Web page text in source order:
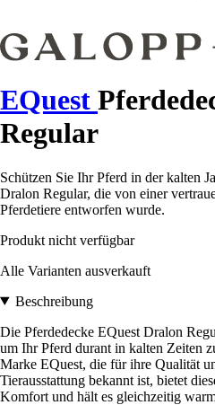
EQuest
Regular
Schützen Sie Ihr Pferd in der kalten
Dralon Regular, die von einer
Pferdetiere entworfen wurde.
Produkt nicht verfügbar
Alle Varianten ausverkauft
Beschreibung
Die Pferdedecke EQuest Dralon
um Ihr Pferd durant in kalten Zeiten
Marke EQuest, die für ihre Qualität
Tierausstattung bekannt ist, bietet
Komfort und hält es gleichzeitig